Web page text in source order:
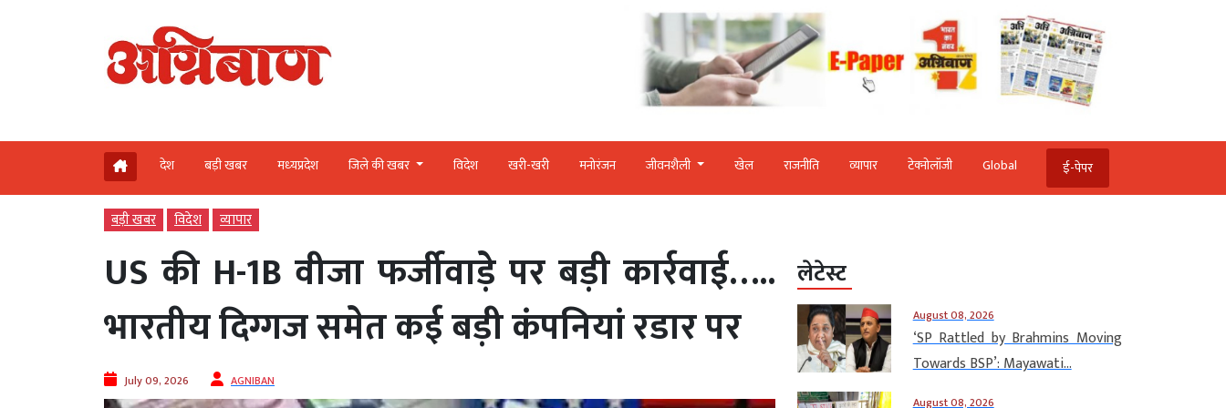
देश बड़ी खबर मध्‍यप्रदेश जिले की खबर विदेश खरी-खरी मनोरंजन जीवनशैली खेल राजनीति व्‍यापार टेक्‍नोलॉजी Global ई-पेपर
बड़ी खबर विदेश व्‍यापार
US की H-1B वीजा फर्जीवाड़े पर बड़ी कार्रवाई…..
भारतीय दिग्गज समेत कई बड़ी कंपनियां रडार पर
July 09, 2026 AGNIBAN
लेटेस्ट
August 08, 2026
‘SP Rattled by Brahmins Moving
Towards BSP’: Mayawati...
August 08, 2026